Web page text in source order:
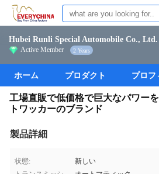
Hubei Runli Special Automobile Co., Ltd.
Active Member 2 Years
ホーム プロダクト プロフ
工場直販で低価格で巨大なパワー
トワッカーのブランド
製品詳細
状態:
新しい